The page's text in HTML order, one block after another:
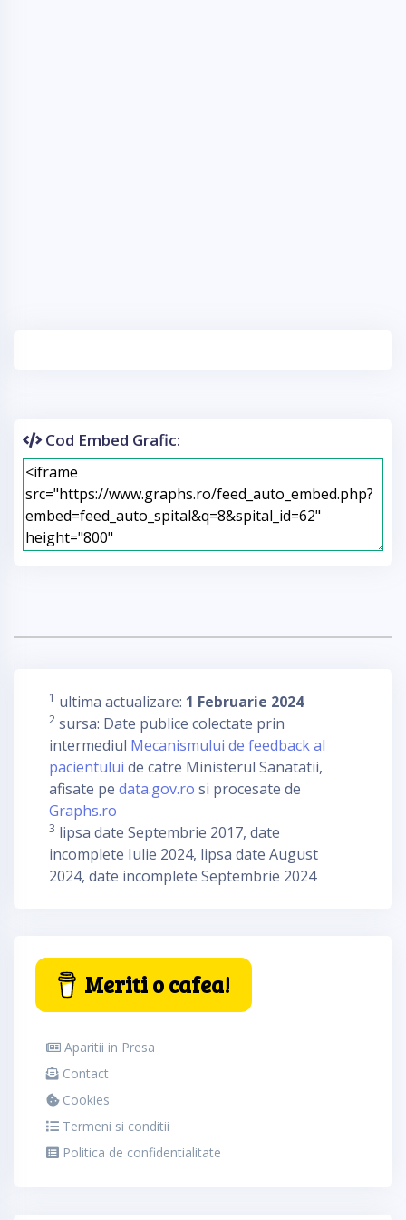
Cod Embed Grafic:
1 ultima actualizare: 1 Februarie 2024
2 sursa: Date publice colectate prin
intermediul Mecanismului de feedback al
pacientului de catre Ministerul Sanatatii,
afisate pe data.gov.ro si procesate de
Graphs.ro
3 lipsa date Septembrie 2017, date
incomplete Iulie 2024, lipsa date August
2024, date incomplete Septembrie 2024
Meriti o cafea!
Aparitii in Presa
Contact
Cookies
Termeni si conditii
Politica de confidentialitate